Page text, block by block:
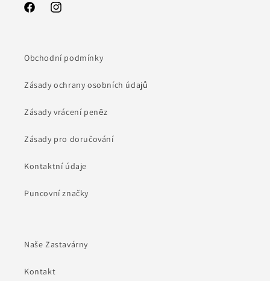
FacebookInstagram
Obchodní podmínky
Zásady ochrany osobních údajů
Zásady vrácení peněz
Zásady pro doručování
Kontaktní údaje
Puncovní značky
Naše Zastavárny
Kontakt